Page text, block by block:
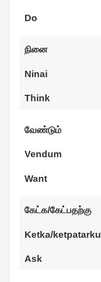
Do
நினை
Ninai
Think
வேண்டும்
Vendum
Want
கேட்க/கேட்பதற்கு
Ketka/ketpatarku
Ask